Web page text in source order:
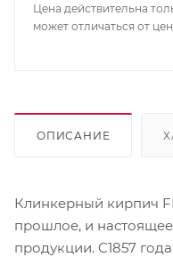
Цена действительна
может отличаться от
ОПИСАНИЕ
Клинкерный кирпич
прошлое, и
продукции. C1857